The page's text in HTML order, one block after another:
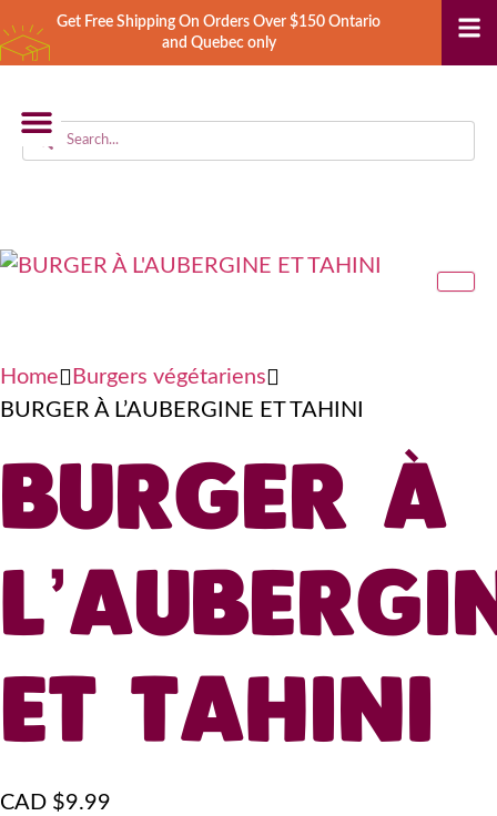
Get Free Shipping On Orders Over $150 Ontario
and Quebec only
Home
Burgers végétariens
BURGER À L’AUBERGINE ET TAHINI
BURGER À
ET TAHINI
CAD $9.99